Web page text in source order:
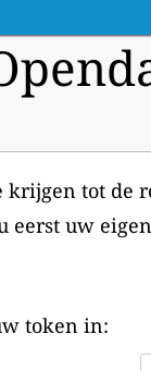
krijgen tot de
eerst uw
token in: